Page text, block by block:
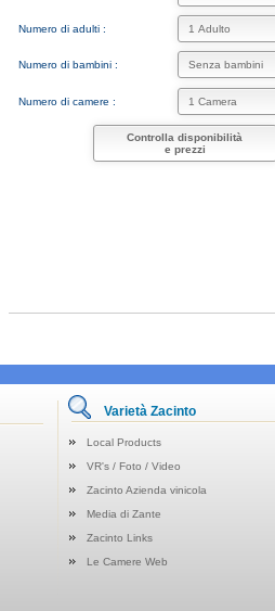
Numero di adulti :
Numero di bambini :
Numero di camere :
Controlla disponibilità
e prezzi
Varietà Zacinto
Local Products
VR's / Foto / Video
Zacinto Azienda vinicola
Media di Zante
Zacinto Links
Le Camere Web